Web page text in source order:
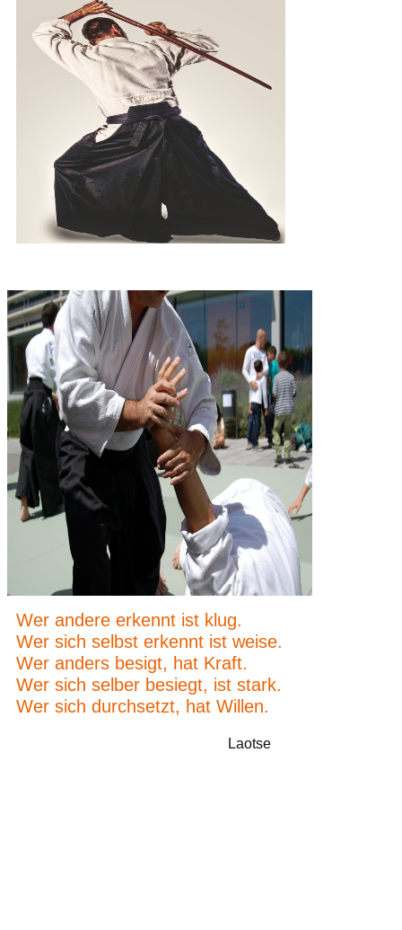
Wer andere erkennt ist klug.
Wer sich selbst erkennt ist weise.
Wer anders besigt, hat Kraft.
Wer sich selber besiegt, ist stark.
Wer sich durchsetzt, hat Willen.
Laotse